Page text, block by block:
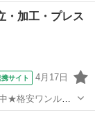
コ
加工・プレス
携サイト 4月17日
★格安ワンルー
日祝休み＆年間休
神奈川県茅ケ崎